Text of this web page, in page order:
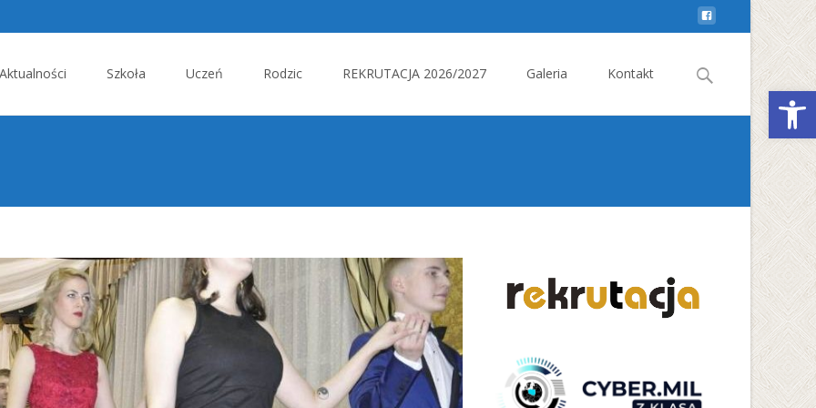
Aktualności Szkoła Uczeń Rodzic REKRUTACJA 2026/2027 Galeria Kontakt
Search